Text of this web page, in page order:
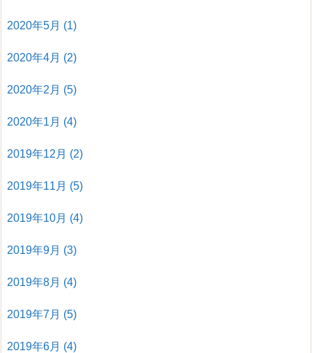
2020年5月 (1)
2020年4月 (2)
2020年2月 (5)
2020年1月 (4)
2019年12月 (2)
2019年11月 (5)
2019年10月 (4)
2019年9月 (3)
2019年8月 (4)
2019年7月 (5)
2019年6月 (4)